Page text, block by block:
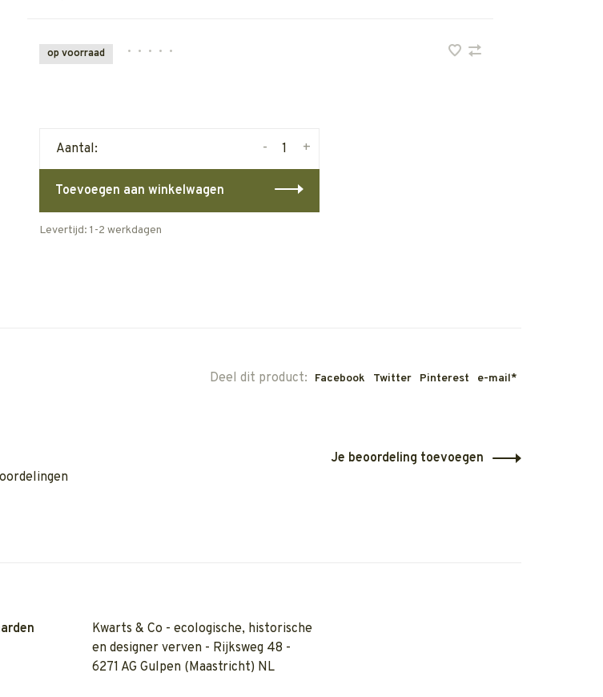
op voorraad • • • • •
Aantal: +
-
Toevoegen aan winkelwagen
Levertijd: 1-2 werkdagen
Deel dit product: Facebook Twitter Pinterest e-mail*
Je beoordeling toevoegen
Kwarts & Co - ecologische, historische
en designer verven - Rijksweg 48 -
6271 AG Gulpen (Maastricht) NL